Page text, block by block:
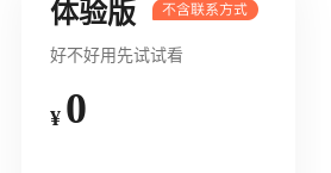
体验版
好不好用先试试看
¥ 0